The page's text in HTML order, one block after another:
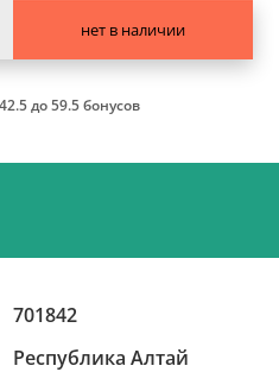
нет в наличии
до 59.5 бонусов
701842
Республика Алтай